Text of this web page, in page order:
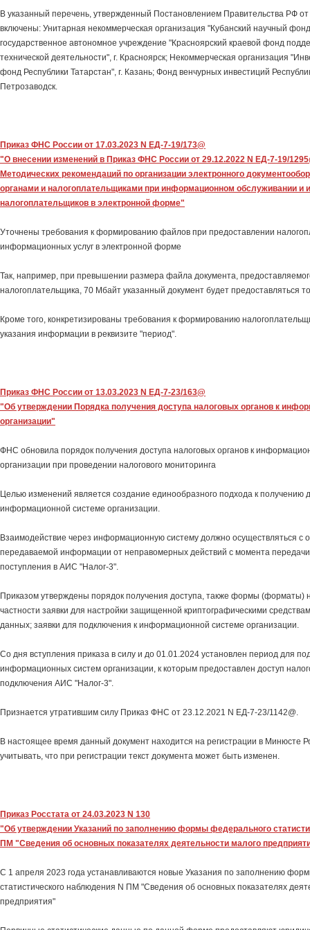
В указанный перечень, утвержденный Постановлением Правительства РФ
включены: Унитарная некоммерческая организация "Кубанский научный
государственное автономное учреждение "Красноярский краевой фонд
технической деятельности", г. Красноярск; Некоммерческая организация
фонд Республики Татарстан", г. Казань; Фонд венчурных инвестиций
Петрозаводск.
Приказ ФНС России от 17.03.2023 N ЕД-7-19/173@
"О внесении изменений в Приказ ФНС России от 29.12.2022 N ЕД-7-19/
Методических рекомендаций по организации электронного
органами и налогоплательщиками при информационном обслуживании и
налогоплательщиков в электронной форме"
Уточнены требования к формированию файлов при предоставлении
информационных услуг в электронной форме
Так, например, при превышении размера файла документа,
налогоплательщика, 70 Мбайт указанный документ будет предоставляться
Кроме того, конкретизированы требования к формированию
указания информации в реквизите "период".
Приказ ФНС России от 13.03.2023 N ЕД-7-23/163@
"Об утверждении Порядка получения доступа налоговых органов к
организации"
ФНС обновила порядок получения доступа налоговых органов к
организации при проведении налогового мониторинга
Целью изменений является создание единообразного подхода к получению
информационной системе организации.
Взаимодействие через информационную систему должно осуществляться с
передаваемой информации от неправомерных действий с момента
поступления в АИС "Налог-3".
Приказом утверждены порядок получения доступа, также формы (форматы)
частности заявки для настройки защищенной криптографическими
данных; заявки для подключения к информационной системе организации.
Со дня вступления приказа в силу и до 01.01.2024 установлен период для
информационных систем организации, к которым предоставлен доступ
подключения АИС "Налог-3".
Признается утратившим силу Приказ ФНС от 23.12.2021 N ЕД-7-23/1142@.
В настоящее время данный документ находится на регистрации в Минюсте
учитывать, что при регистрации текст документа может быть изменен.
Приказ Росстата от 24.03.2023 N 130
"Об утверждении Указаний по заполнению формы федерального
ПМ "Сведения об основных показателях деятельности малого
С 1 апреля 2023 года устанавливаются новые Указания по заполнению
статистического наблюдения N ПМ "Сведения об основных показателях
предприятия"